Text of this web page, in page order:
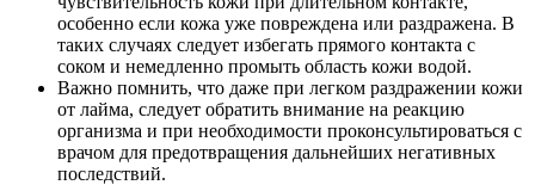
особенно если кожа уже повреждена или раздражена. В
таких случаях следует избегать прямого контакта с
соком и немедленно промыть область кожи водой.
Важно помнить, что даже при легком раздражении кожи
от лайма, следует обратить внимание на реакцию
организма и при необходимости проконсультироваться с
врачом для предотвращения дальнейших негативных
последствий.